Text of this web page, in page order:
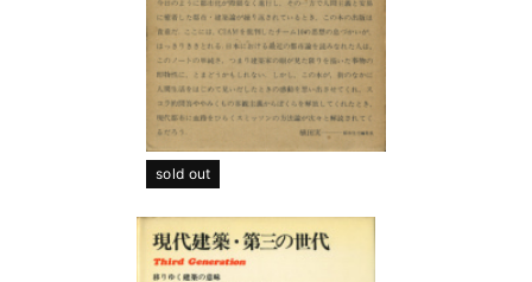
sold out